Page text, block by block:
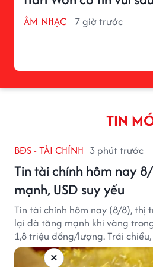
ÂM NHẠC 7 giờ trước
TIN
BĐS - TÀI CHÍNH 3 phút trước
Tin tài chính hôm nay
mạnh, USD suy yếu
Tin tài chính hôm nay (8/8), thị
lại đà tăng mạnh khi vàng
1,8 triệu đồng/lượng. Trái chiều,
báo cáo việc làm Mỹ kém tích
×